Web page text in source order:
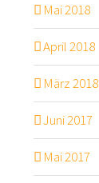
Mai 2018
April 2018
März 2018
Juni 2017
Mai 2017